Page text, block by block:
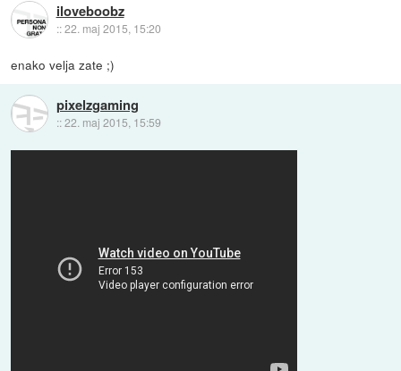
iloveboobz
::22. maj 2015, 15:20
enako velja zate ;)
pixelzgaming
::22. maj 2015, 15:59